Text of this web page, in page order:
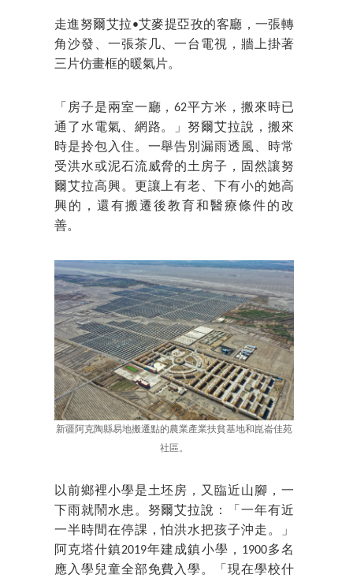
走進努爾艾拉•艾麥提亞孜的客廳，一張轉
角沙發、一張茶几、一台電視，牆上掛著
三片仿畫框的暖氣片。
「房子是兩室一廳，62平方米，搬來時已
通了水電氣、網路。」努爾艾拉說，搬來
時是拎包入住。一舉告別漏雨透風、時常
受洪水或泥石流威脅的土房子，固然讓努
爾艾拉高興。更讓上有老、下有小的她高
興的，還有搬遷後教育和醫療條件的改
善。
新疆阿克陶縣易地搬遷點的農業產業扶貧基地和崑崙佳苑
社區。
以前鄉裡小學是土坯房，又臨近山腳，一
下雨就鬧水患。努爾艾拉說：「一年有近
一半時間在停課，怕洪水把孩子沖走。」
阿克塔什鎮2019年建成鎮小學，1900多名
應入學兒童全部免費入學。「現在學校什